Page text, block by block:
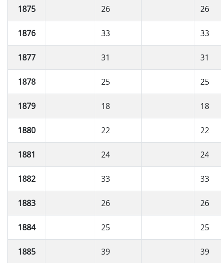
1875 26 26
1876 33 33
1877 31 31
1878 25 25
1879 18 18
1880 22 22
1881 24 24
1882 33 33
1883 26 26
1884 25 25
1885 39 39